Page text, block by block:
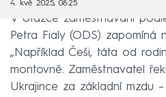
4. kvě 2025, 08:25
V otázce zaměstnávání
Petra Fialy (ODS) zapomíná
„Například Češi, táta od
montovně. Zaměstnavatel
Ukrajince za základní mzdu